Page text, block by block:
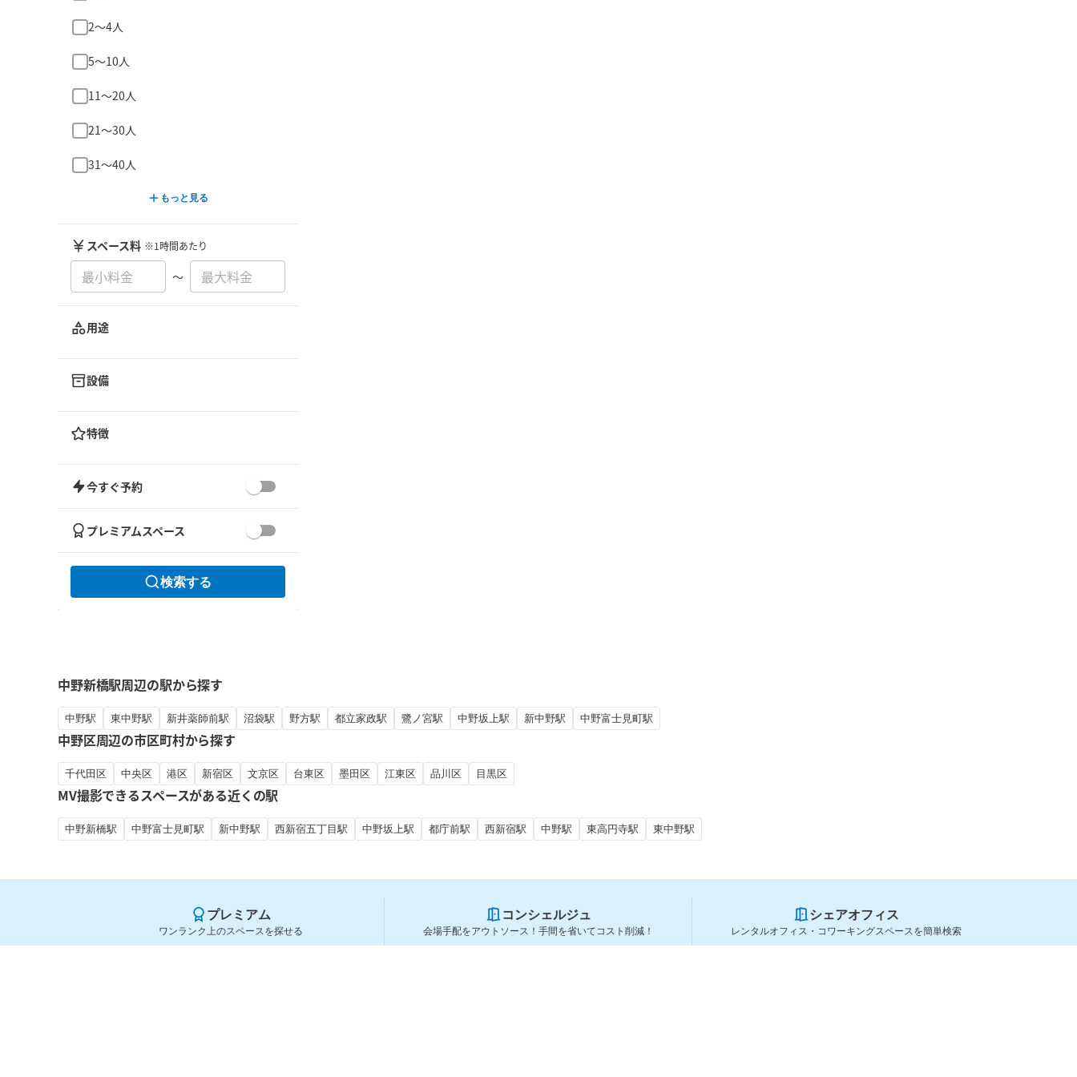
2〜4人
5〜10人
11〜20人
21〜30人
31〜40人
もっと見る
スペース料 ※1時間あたり
〜
用途
設備
特徴
今すぐ予約
プレミアムスペース
検索する
中野新橋駅周辺の駅から探す
中野駅 東中野駅 新井薬師前駅 沼袋駅 野方駅 都立家政駅 鷺ノ宮駅 中野坂上駅 新中野駅 中野富士見町駅
中野区周辺の市区町村から探す
千代田区 中央区 港区 新宿区 文京区 台東区 墨田区 江東区 品川区 目黒区
MV撮影できるスペースがある近くの駅
中野新橋駅 中野富士見町駅 新中野駅 西新宿五丁目駅 中野坂上駅 都庁前駅 西新宿駅 中野駅 東高円寺駅 東中野駅
プレミアム
ワンランク上のスペースを探せる
コンシェルジュ
会場手配をアウトソース！手間を省いてコスト削減！
シェアオフィス
レンタルオフィス・コワーキングスペースを簡単検索